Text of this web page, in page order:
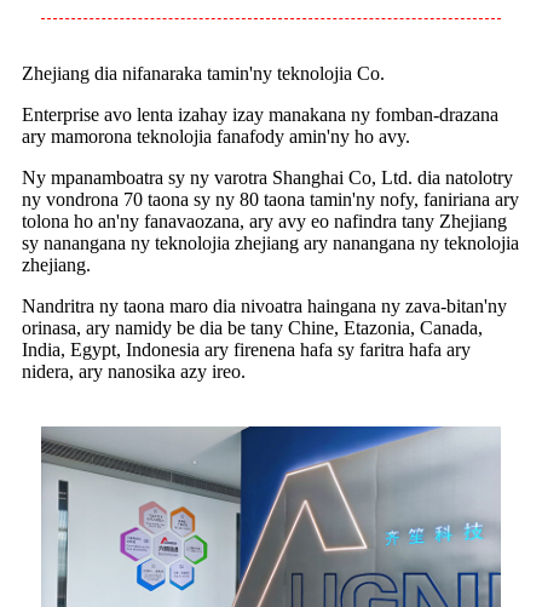
Zhejiang dia nifanaraka tamin'ny teknolojia Co.
Enterprise avo lenta izahay izay manakana ny fomban-drazana
ary mamorona teknolojia fanafody amin'ny ho avy.
Ny mpanamboatra sy ny varotra Shanghai Co, Ltd. dia natolotry
ny vondrona 70 taona sy ny 80 taona tamin'ny nofy, faniriana ary
tolona ho an'ny fanavaozana, ary avy eo nafindra tany Zhejiang
sy nanangana ny teknolojia zhejiang ary nanangana ny teknolojia
zhejiang.
Nandritra ny taona maro dia nivoatra haingana ny zava-bitan'ny
orinasa, ary namidy be dia be tany Chine, Etazonia, Canada,
India, Egypt, Indonesia ary firenena hafa sy faritra hafa ary
nidera, ary nanosika azy ireo.